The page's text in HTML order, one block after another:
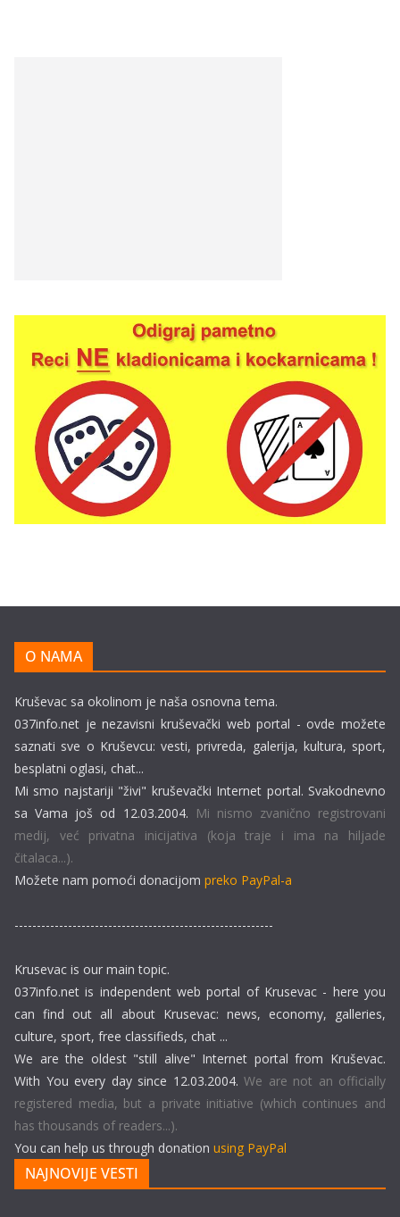
O NAMA
Kruševac sa okolinom je naša osnovna tema.
037info.net je nezavisni kruševački web portal - ovde možete
saznati sve o Kruševcu: vesti, privreda, galerija, kultura, sport,
besplatni oglasi, chat...
Mi smo najstariji "živi" kruševački Internet portal. Svakodnevno
sa Vama još od 12.03.2004. Mi nismo zvanično registrovani
medij, već privatna inicijativa (koja traje i ima na hiljade
čitalaca...).
Možete nam pomoći donacijom preko PayPal-a
----------------------------------------------------------
Krusevac is our main topic.
037info.net is independent web portal of Krusevac - here you
can find out all about Krusevac: news, economy, galleries,
culture, sport, free classifieds, chat ...
We are the oldest "still alive" Internet portal from Kruševac.
With You every day since 12.03.2004. We are not an officially
registered media, but a private initiative (which continues and
has thousands of readers...).
You can help us through donation using PayPal
NAJNOVIJE VESTI